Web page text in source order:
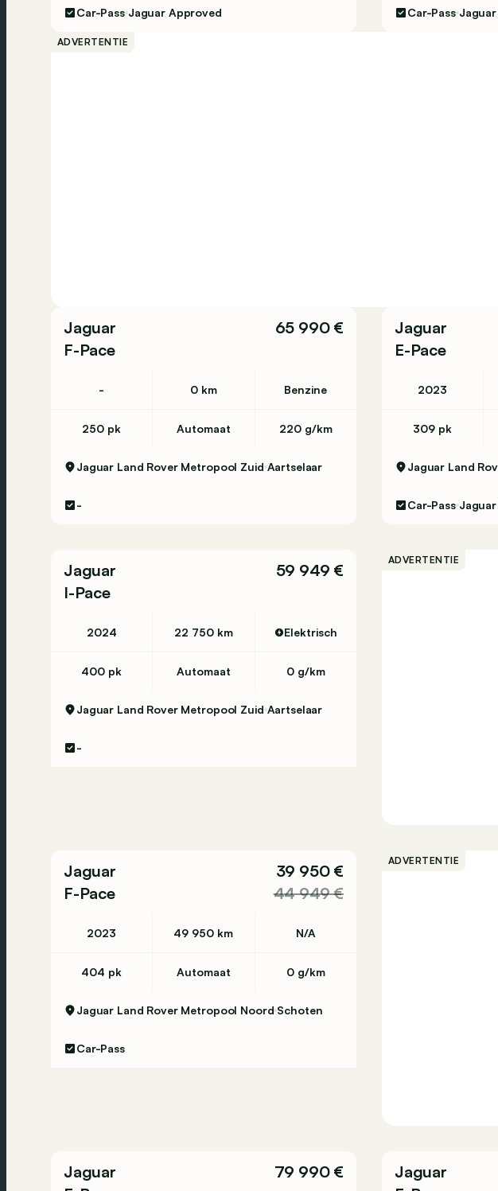
Car-Pass Jaguar Approved Car-Pass
ADVERTENTIE
Jaguar
F-Pace
65 990 €
- 0 km Benzine
250 pk Automaat 220 g/km
Jaguar Land Rover Metropool Zuid Aartselaar
-
Jaguar
E-Pace
2023
309 pk
Jaguar Land
Car-Pass
Jaguar
I-Pace
59 949 €
2024 22 750 km Elektrisch
400 pk Automaat 0 g/km
Jaguar Land Rover Metropool Zuid Aartselaar
-
ADVERTENTIE
Jaguar
F-Pace
39 950 €
44 949 €
2023 49 950 km N/A
404 pk Automaat 0 g/km
Jaguar Land Rover Metropool Noord Schoten
Car-Pass
ADVERTENTIE
Jaguar
79 990 €
Jaguar